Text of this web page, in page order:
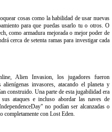
cosas como la habilidad de usar nuevas
para que puedas usarlo tu o otros. O
como armadura mejorada o mejor poder de
cerca de setenta ramas para investigar cada
Alien Invasion, los jugadores fueron
invasores, atacando el planeta y
construido. Una parte de esta jugabilidad era
ataques e incluso abordar las naves de
no podían ser alcanzadas o
completamente con Lost Eden.